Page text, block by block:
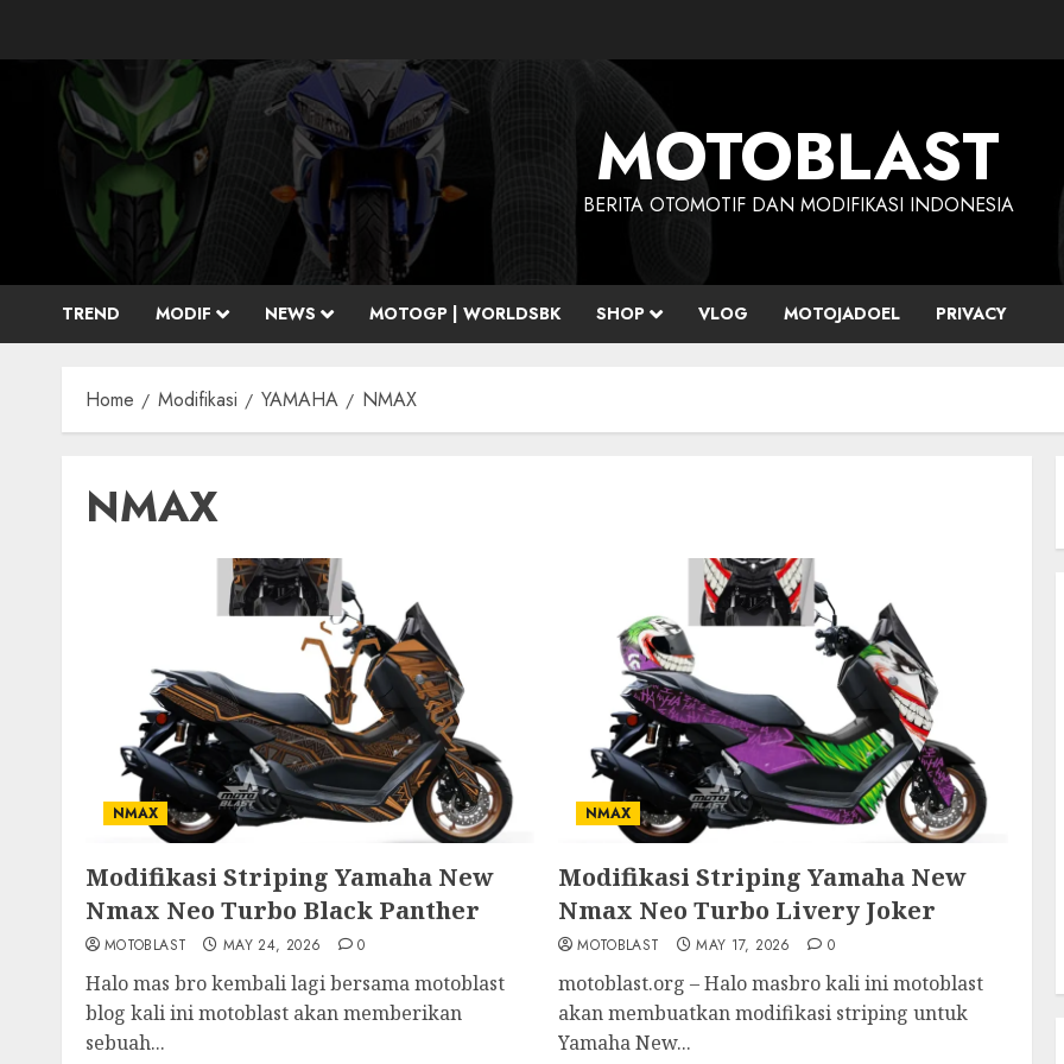
MOTOBLAST
BERITA OTOMOTIF DAN MODIFIKASI INDONESIA
TREND MODIF NEWS MOTOGP | WORLDSBK SHOP VLOG MOTOJADOEL PRIVACY
Home Modifikasi YAMAHA NMAX
NMAX
NMAX
Modifikasi Striping Yamaha New
Nmax Neo Turbo Black Panther
MOTOBLAST MAY 24, 2026 0
Halo mas bro kembali lagi bersama motoblast
blog kali ini motoblast akan memberikan
sebuah...
NMAX
Modifikasi Striping Yamaha New
Nmax Neo Turbo Livery Joker
MOTOBLAST MAY 17, 2026 0
motoblast.org – Halo masbro kali ini motoblast
akan membuatkan modifikasi striping untuk
Yamaha New...